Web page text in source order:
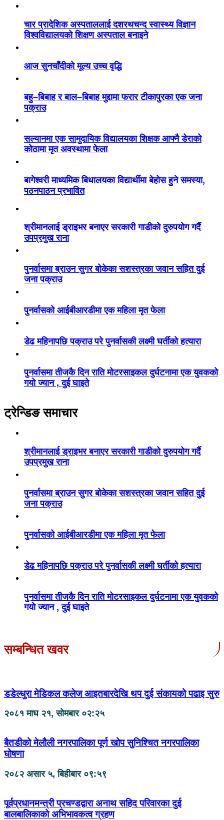
चार प्रादेशिक अस्पताललाई दशरथचन्द स्वास्थ्य विज्ञान
विश्वविद्यालयको शिक्षण अस्पताल बनाइने
आज सुनचाँदीको मूल्य उच्च वृद्धि
बहु–बिबाह र बाल–बिबाह मुद्दामा फरार टीकापुरका एक जना
पक्राउ
सल्यानमा एक सामुदायिक विद्यालयका शिक्षक आफ्नै डेराको
कोठामा मृत अवस्थामा फेला
बागेश्वरी माध्यमिक बिधालयका विद्यार्थीमा बेहोस हुने समस्या,
पठनपाठन प्रभावित
श्रीमानलाई ड्राइभर बनाएर सरकारी गाडीको दुरुपयोग गर्दै
उपप्रमुख राना
पुनर्वासमा ब्राउन सुगर बोकेका सशस्त्रका जवान सहित दुई
जना पक्राउ
पुनर्वासको आईबीआरडीमा एक महिला मृत फेला
डेढ महिनापछि पक्राउ परे पुनर्वासकी लक्ष्मी घर्तीको हत्यारा
पुनर्वासमा तीजकै दिन राति मोटरसाइकल दुर्घटनामा एक युवकको
गयो ज्यान , दुई घाइते
ट्रेन्डिङ समाचार
श्रीमानलाई ड्राइभर बनाएर सरकारी गाडीको दुरुपयोग गर्दै
उपप्रमुख राना
पुनर्वासमा ब्राउन सुगर बोकेका सशस्त्रका जवान सहित दुई
जना पक्राउ
पुनर्वासको आईबीआरडीमा एक महिला मृत फेला
डेढ महिनापछि पक्राउ परे पुनर्वासकी लक्ष्मी घर्तीको हत्यारा
पुनर्वासमा तीजकै दिन राति मोटरसाइकल दुर्घटनामा एक युवकको
गयो ज्यान , दुई घाइते
सम्बन्धित खवर
डडेल्धुरा मेडिकल कलेज आइतबारदेखि थप दुई संकायको पढाइ सुरु
२०८१ माघ २१, सोमबार ०२:२५
बैतडीको मेलौली नगरपालिका पूर्ण खोप सुनिश्चित नगरपालिका
घोषणा
२०८२ असार ५, बिहीबार ०९:५९
पूर्वप्रधानमन्त्री प्रचण्डद्वारा अनाथ सहिद परिवारका दुई
बालबालिकाको अभिभावकत्व ग्रहण